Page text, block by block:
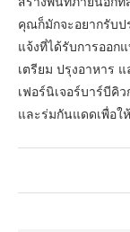
คุณก็มักจะอยากรับป
แจ้งที่ได้รับการออก
เตรียม ปรุงอาหาร
เฟอร์นิเจอร์บาร์บีคิ
และร่มกันแดดเพื่อใ